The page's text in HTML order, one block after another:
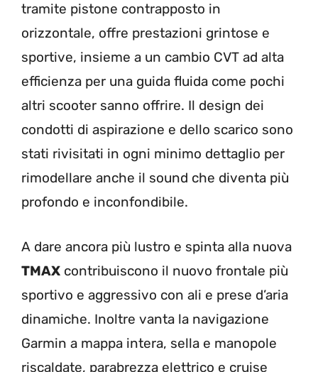
tramite pistone contrapposto in
orizzontale, offre prestazioni grintose e
sportive, insieme a un cambio CVT ad alta
efficienza per una guida fluida come pochi
altri scooter sanno offrire. Il design dei
condotti di aspirazione e dello scarico sono
stati rivisitati in ogni minimo dettaglio per
rimodellare anche il sound che diventa più
profondo e inconfondibile.
A dare ancora più lustro e spinta alla nuova
TMAX contribuiscono il nuovo frontale più
sportivo e aggressivo con ali e prese d’aria
dinamiche. Inoltre vanta la navigazione
Garmin a mappa intera, sella e manopole
riscaldate, parabrezza elettrico e cruise